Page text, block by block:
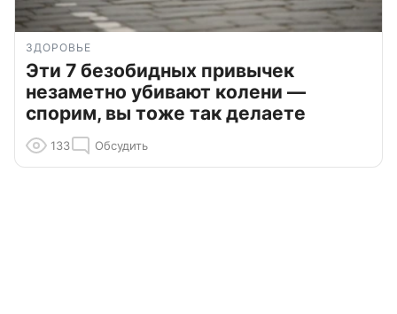
ЗДОРОВЬЕ
Эти 7 безобидных привычек
незаметно убивают колени —
спорим, вы тоже так делаете
133 Обсудить